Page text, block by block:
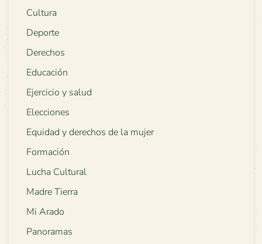
Cultura
Deporte
Derechos
Educación
Ejercicio y salud
Elecciones
Equidad y derechos de la mujer
Formación
Lucha Cultural
Madre Tierra
Mi Arado
Panoramas